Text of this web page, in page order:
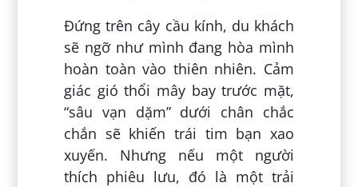
Đứng trên cây cầu kính, du khách
sẽ ngỡ như mình đang hòa mình
hoàn toàn vào thiên nhiên. Cảm
giác gió thổi mây bay trước mặt,
“sâu vạn dặm” dưới chân chắc
chắn sẽ khiến trái tim bạn xao
xuyến. Nhưng nếu một người
thích phiêu lưu, đó là một trải